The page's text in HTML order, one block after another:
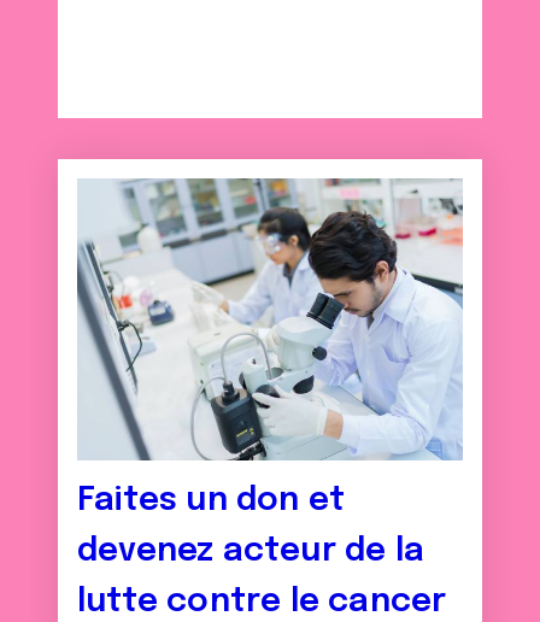
Faites un don et
devenez acteur de la
lutte contre le cancer